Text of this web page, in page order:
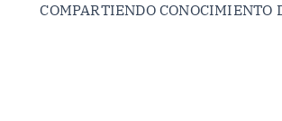
COMPARTIENDO CONOCIMIENTO